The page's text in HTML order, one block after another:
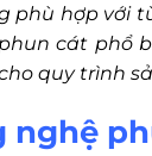
phù hợp với
cát phổ
quy trình
nghệ